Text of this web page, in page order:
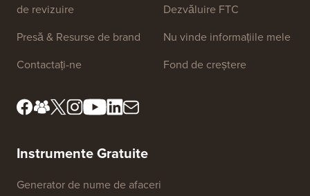
de revizuire
Presă & Resurse de brand
Contactați-ne
Dezvăluire FTC
Nu vinde informațiile mele
Fond de creștere
Instrumente Gratuite
Generator de nume de afaceri